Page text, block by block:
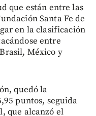
que están entre las
Santa Fe de
en la clasificación
entre
México y
quedó la
puntos, seguida
que alcanzó el